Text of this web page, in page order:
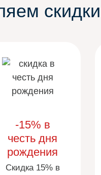
скидки
-15% в
честь дня
рождения
Скидка 15% в